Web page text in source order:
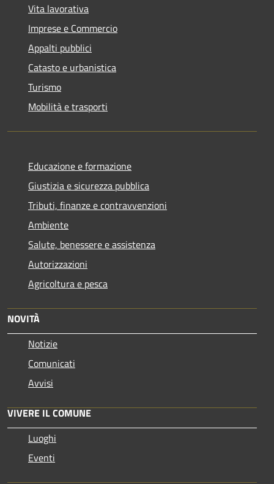
Vita lavorativa
Imprese e Commercio
Appalti pubblici
Catasto e urbanistica
Turismo
Mobilità e trasporti
Educazione e formazione
Giustizia e sicurezza pubblica
Tributi, finanze e contravvenzioni
Ambiente
Salute, benessere e assistenza
Autorizzazioni
Agricoltura e pesca
NOVITÀ
Notizie
Comunicati
Avvisi
VIVERE IL COMUNE
Luoghi
Eventi